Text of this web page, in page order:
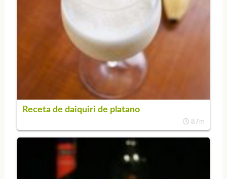
Receta de daiquiri de platano
87m